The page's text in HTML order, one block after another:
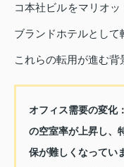
コ本社ビルをマリオ
ブランドホテルとして
これらの転用が進む背
オフィス需要の変化：
の空室率が上昇し、
保が難しくなってい